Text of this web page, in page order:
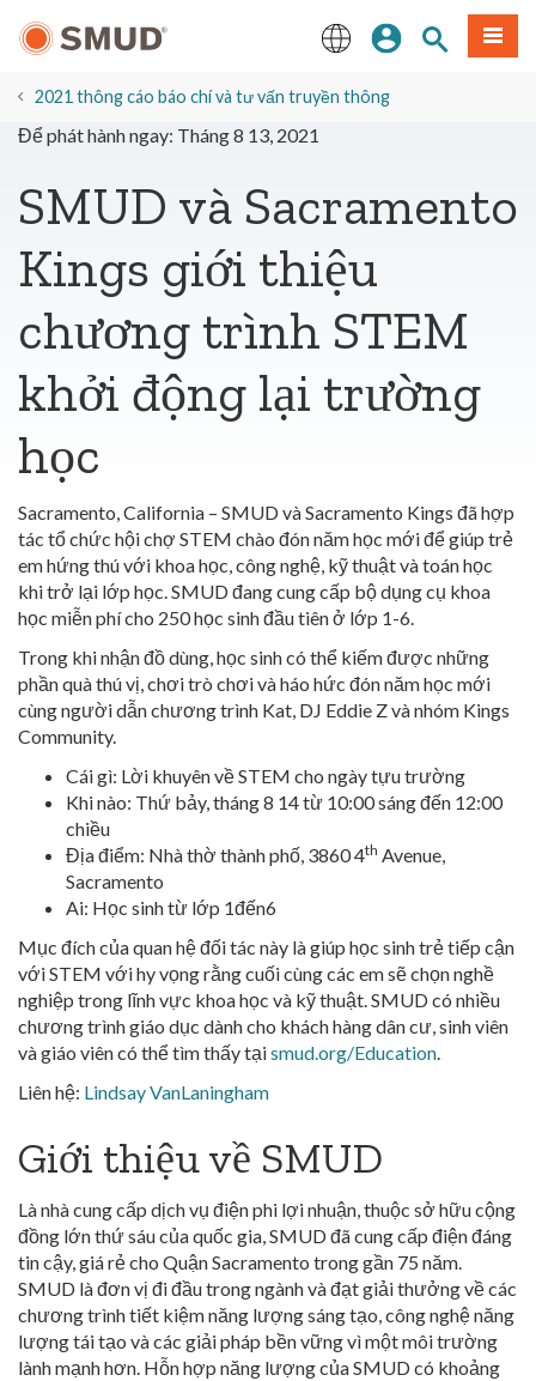
đến
dung
Đăng nhập
Tìm trangThực
2021 thông cáo báo chí và tư vấn truyền thông
Để phát hành ngay: Tháng 8 13, 2021
SMUD và Sacramento
Kings giới thiệu
chương trình STEM
khởi động lại trường
học
Sacramento, California – SMUD và Sacramento Kings đã hợp
tác tổ chức hội chợ STEM chào đón năm học mới để giúp trẻ
em hứng thú với khoa học, công nghệ, kỹ thuật và toán học
khi trở lại lớp học. SMUD đang cung cấp bộ dụng cụ khoa
học miễn phí cho 250 học sinh đầu tiên ở lớp 1-6.
Trong khi nhận đồ dùng, học sinh có thể kiếm được những
phần quà thú vị, chơi trò chơi và háo hức đón năm học mới
cùng người dẫn chương trình Kat, DJ Eddie Z và nhóm Kings
Community.
Cái gì: Lời khuyên về STEM cho ngày tựu trường
Khi nào: Thứ bảy, tháng 8 14 từ 10:00 sáng đến 12:00
chiều
Địa điểm: Nhà thờ thành phố, 3860 4th Avenue,
Sacramento
Ai: Học sinh từ lớp 1đến6
Mục đích của quan hệ đối tác này là giúp học sinh trẻ tiếp cận
với STEM với hy vọng rằng cuối cùng các em sẽ chọn nghề
nghiệp trong lĩnh vực khoa học và kỹ thuật. SMUD có nhiều
chương trình giáo dục dành cho khách hàng dân cư, sinh viên
và giáo viên có thể tìm thấy tạismud.org/Education.
Liên hệ: LindsayVanLaningham
Giới thiệu về SMUD
Là nhà cung cấp dịch vụ điện phi lợi nhuận, thuộc sở hữu cộng
đồng lớn thứ sáu của quốc gia, SMUD đã cung cấp điện đáng
tin cậy, giá rẻ cho Quận Sacramento trong gần 75 năm.
SMUD là đơn vị đi đầu trong ngành và đạt giải thưởng về các
chương trình tiết kiệm năng lượng sáng tạo, công nghệ năng
lượng tái tạo và các giải pháp bền vững vì một môi trường
lành mạnh hơn. Hỗn hợp năng lượng của SMUD có khoảng